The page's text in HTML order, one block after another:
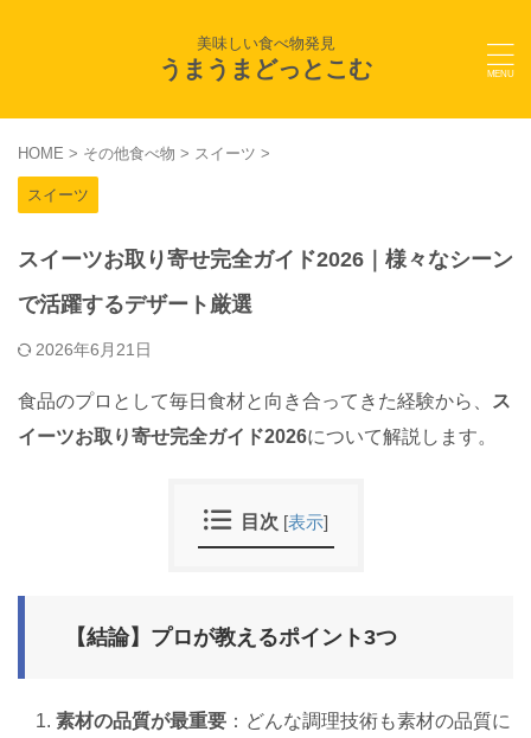
美味しい食べ物発見
うまうまどっとこむ
HOME > その他食べ物 > スイーツ >
スイーツ
スイーツお取り寄せ完全ガイド2026｜様々なシーン
で活躍するデザート厳選
2026年6月21日
食品のプロとして毎日食材と向き合ってきた経験から、
ス
イーツお取り寄せ完全ガイド2026について解説します。
目次 [表示]
【結論】プロが教えるポイント3つ
素材の品質が最重要 ：どんな調理技術も素材の品質に